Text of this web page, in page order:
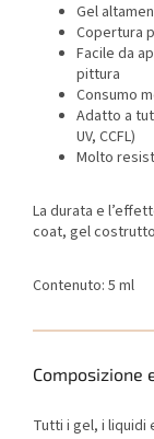
Gel
Copertura
Facile da
pittura
Consumo
Adatto a
UV, CCFL)
Molto
La durata e
coat, gel
Contenuto: 5 ml
Composizione
Tutti i gel, i liquidi